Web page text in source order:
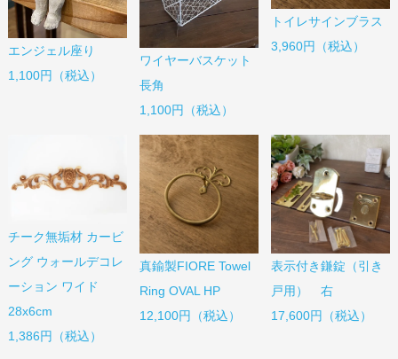
エンジェル座り
1,100円（税込）
ワイヤーバスケット
長角
1,100円（税込）
トイレサインブラス
3,960円（税込）
チーク無垢材 カービ
ング ウォールデコレ
ーション ワイド
28x6cm
1,386円（税込）
真鍮製FIORE Towel
Ring OVAL HP
12,100円（税込）
表示付き鎌錠（引き
戸用） 右
17,600円（税込）